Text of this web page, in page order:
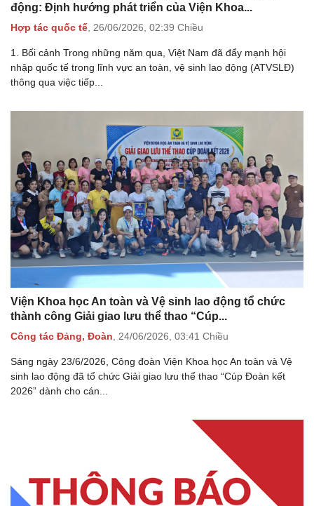
động: Định hướng phát triển của Viện Khoa...
Hợp tác quốc tế, 26/06/2026, 02:39 Chiều
1. Bối cảnh Trong những năm qua, Việt Nam đã đẩy mạnh hội
nhập quốc tế trong lĩnh vực an toàn, vệ sinh lao động (ATVSLĐ)
thông qua việc tiếp...
Viện Khoa học An toàn và Vệ sinh lao động tổ chức
thành công Giải giao lưu thể thao “Cúp...
Công tác Đảng, Đoàn 24/06/2026, 03:41 Chiều
Sáng ngày 23/6/2026, Công đoàn Viện Khoa học An toàn và Vệ
sinh lao động đã tổ chức Giải giao lưu thể thao “Cúp Đoàn kết
2026” dành cho cán...